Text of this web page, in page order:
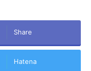
Share
Hatena